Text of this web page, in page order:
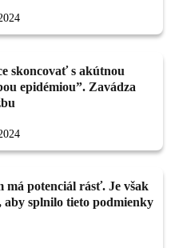
skoncovať s akútnou
epidémiou”. Zavádza
má potenciál rásť. Je však
aby splnilo tieto podmienky